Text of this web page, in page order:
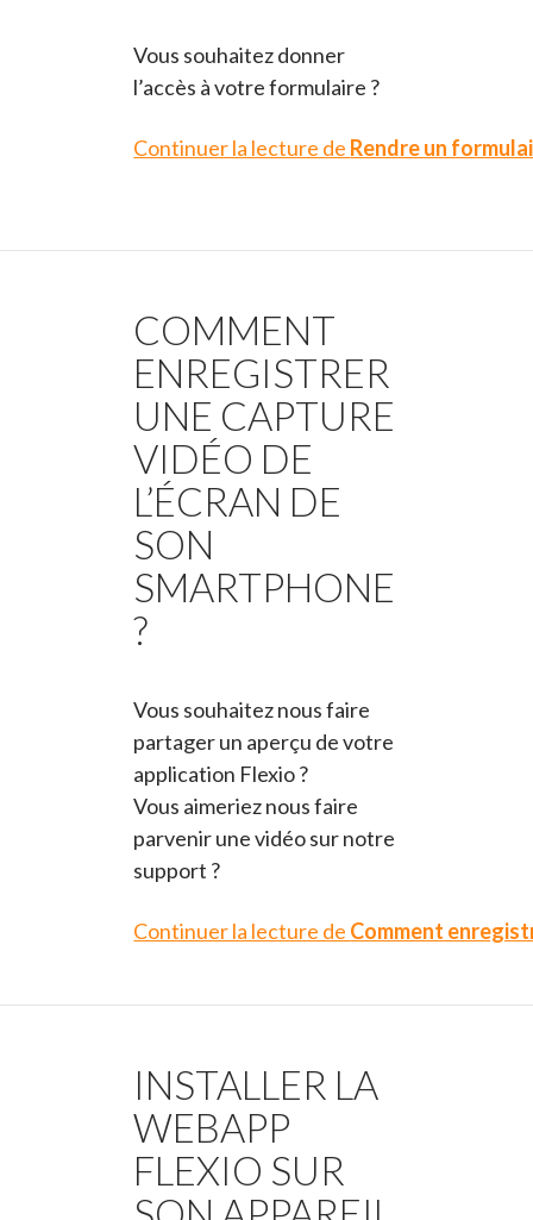
Vous souhaitez donner
l’accès à votre formulaire ?
Continuer la lecture de Rendre un
COMMENT
ENREGISTRER
UNE CAPTURE
VIDÉO DE
L’ÉCRAN DE
SON
SMARTPHONE
?
Vous souhaitez nous faire
partager un aperçu de votre
application Flexio ?
Vous aimeriez nous faire
parvenir une vidéo sur notre
support ?
Continuer la lecture de Comment
INSTALLER LA
WEBAPP
FLEXIO SUR